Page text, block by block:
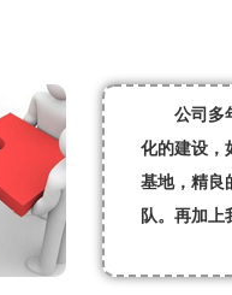
公司多
化的建设，
基地，精良
队。再加上